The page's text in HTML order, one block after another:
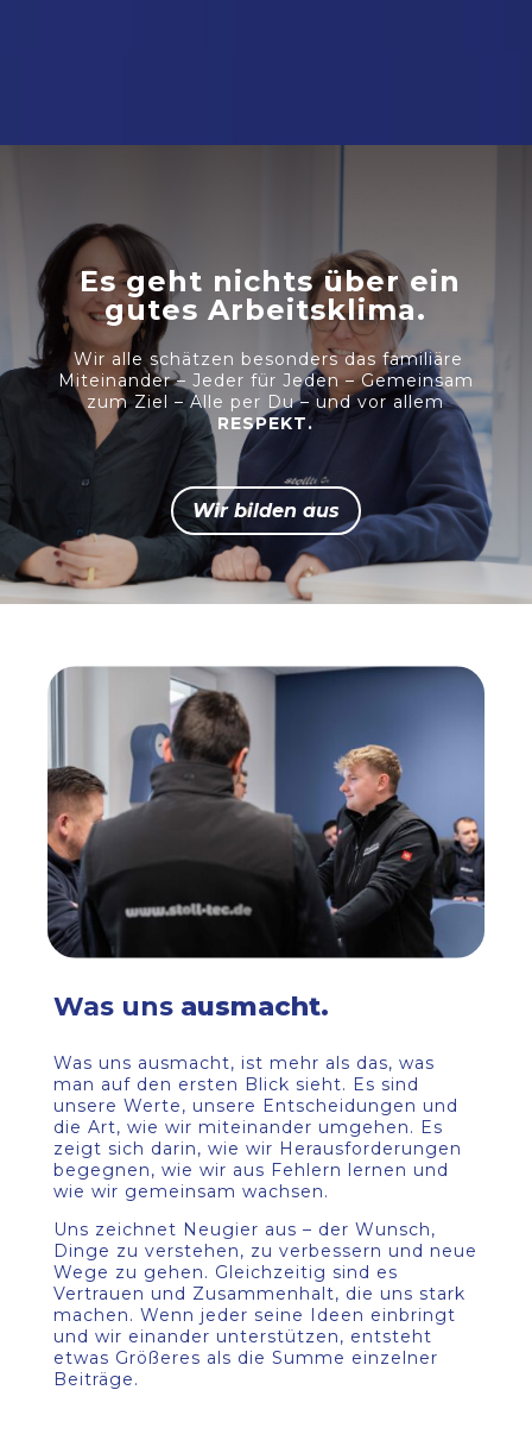
Es geht nichts über ein
gutes Arbeitsklima.
Wir alle schätzen besonders das familiäre
Miteinander – Jeder für Jeden – Gemeinsam
zum Ziel – Alle per Du – und vor allem
RESPEKT.
Wir bilden aus
Was uns ausmacht.
Was uns ausmacht, ist mehr als das, was
man auf den ersten Blick sieht. Es sind
unsere Werte, unsere Entscheidungen und
die Art, wie wir miteinander umgehen. Es
zeigt sich darin, wie wir Herausforderungen
begegnen, wie wir aus Fehlern lernen und
wie wir gemeinsam wachsen.
Uns zeichnet Neugier aus – der Wunsch,
Dinge zu verstehen, zu verbessern und neue
Wege zu gehen. Gleichzeitig sind es
Vertrauen und Zusammenhalt, die uns stark
machen. Wenn jeder seine Ideen einbringt
und wir einander unterstützen, entsteht
etwas Größeres als die Summe einzelner
Beiträge.